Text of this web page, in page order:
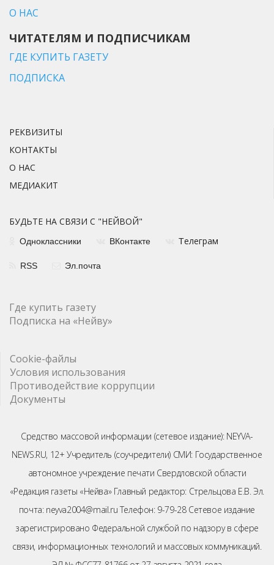
О НАС
ЧИТАТЕЛЯМ И ПОДПИСЧИКАМ
ГДЕ КУПИТЬ ГАЗЕТУ
ПОДПИСКА
РЕКВИЗИТЫ
КОНТАКТЫ
О НАС
МЕДИАКИТ
БУДЬТЕ НА СВЯЗИ С "НЕЙВОЙ"
Одноклассники ВКонтакте Телеграм
RSS Эл.почта
Где купить газету
Подписка на «Нейву»
Cookie-файлы
Условия использования
Противодействие коррупции
Документы
Средство массовой информации (сетевое издание): NEYVA-
NEWS.RU, 12+ Учредитель (соучредители) СМИ: Государственное
автономное учреждение печати Свердловской области
«Редакция газеты «Нейва» Главный редактор: Стрельцова Е.В. Эл.
почта: neyva2004@mail.ru Телефон: 9-79-28 Сетевое издание
зарегистрировано Федеральной службой по надзору в сфере
связи, информационных технологий и массовых коммуникаций.